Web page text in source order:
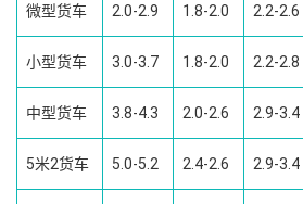
微型货车 2.0-2.9 1.8-2.0 2.2-2.6
小型货车 3.0-3.7 1.8-2.0 2.2-2.8
中型货车 3.8-4.3 2.0-2.6 2.9-3.4
5米2货车 5.0-5.2 2.4-2.6 2.9-3.4